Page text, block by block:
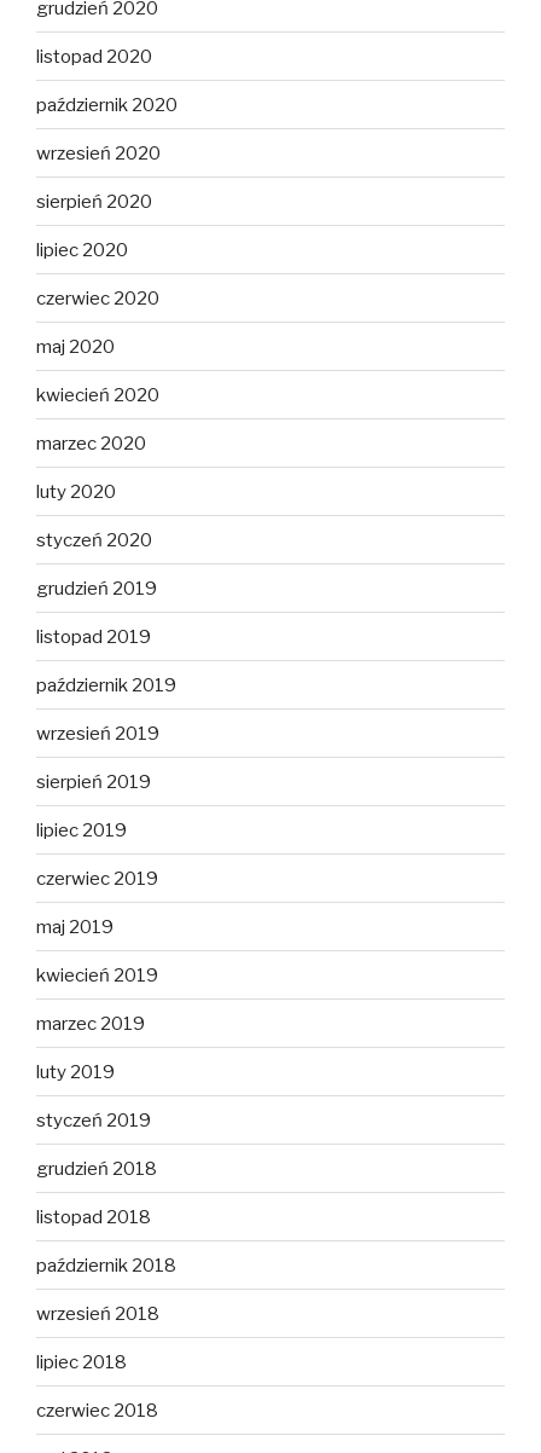
grudzień 2020
listopad 2020
październik 2020
wrzesień 2020
sierpień 2020
lipiec 2020
czerwiec 2020
maj 2020
kwiecień 2020
marzec 2020
luty 2020
styczeń 2020
grudzień 2019
listopad 2019
październik 2019
wrzesień 2019
sierpień 2019
lipiec 2019
czerwiec 2019
maj 2019
kwiecień 2019
marzec 2019
luty 2019
styczeń 2019
grudzień 2018
listopad 2018
październik 2018
wrzesień 2018
lipiec 2018
czerwiec 2018